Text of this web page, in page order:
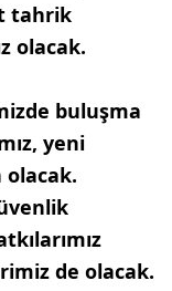
tahrik
olacak.
buluşma
yeni
de olacak.